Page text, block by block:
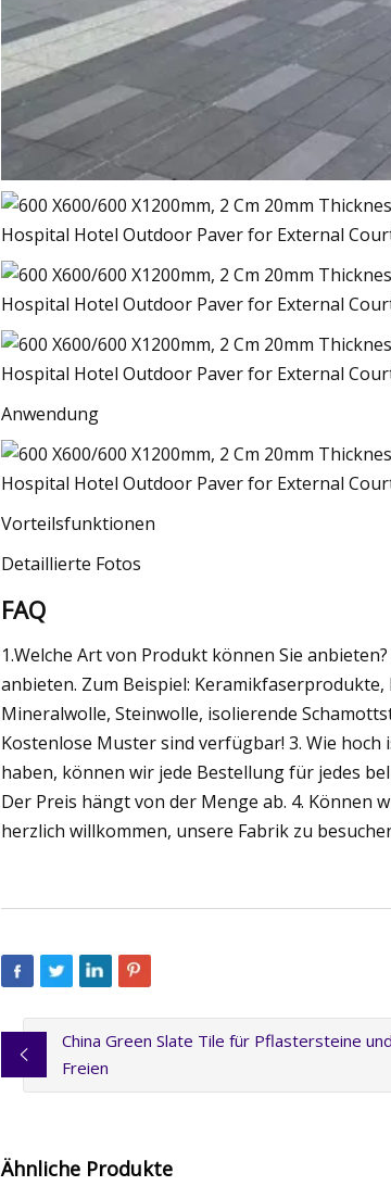
Anwendung
Vorteilsfunktionen
Detaillierte Fotos
FAQ
1.Welche Art von Produkt können Sie
anbieten. Zum Beispiel:
Mineralwolle, Steinwolle, isolierende
Kostenlose Muster sind verfügbar! 3. Wie
haben, können wir jede Bestellung für jedes
Der Preis hängt von der Menge ab. 4. Können
herzlich willkommen, unsere Fabrik zu
China Green Slate Tile für Pflastersteine
Freien
Ähnliche Produkte